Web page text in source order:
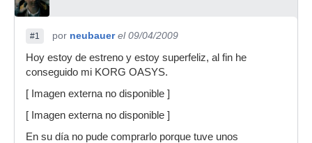
#1 por neubauer el 09/04/2009
Hoy estoy de estreno y estoy superfeliz, al fin he
conseguido mi KORG OASYS.
[ Imagen externa no disponible ]
[ Imagen externa no disponible ]
En su día no pude comprarlo porque tuve unos